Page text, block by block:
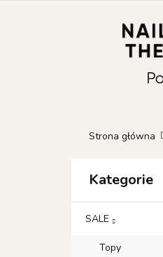
Strona główna
Kategorie
SALE
Topy